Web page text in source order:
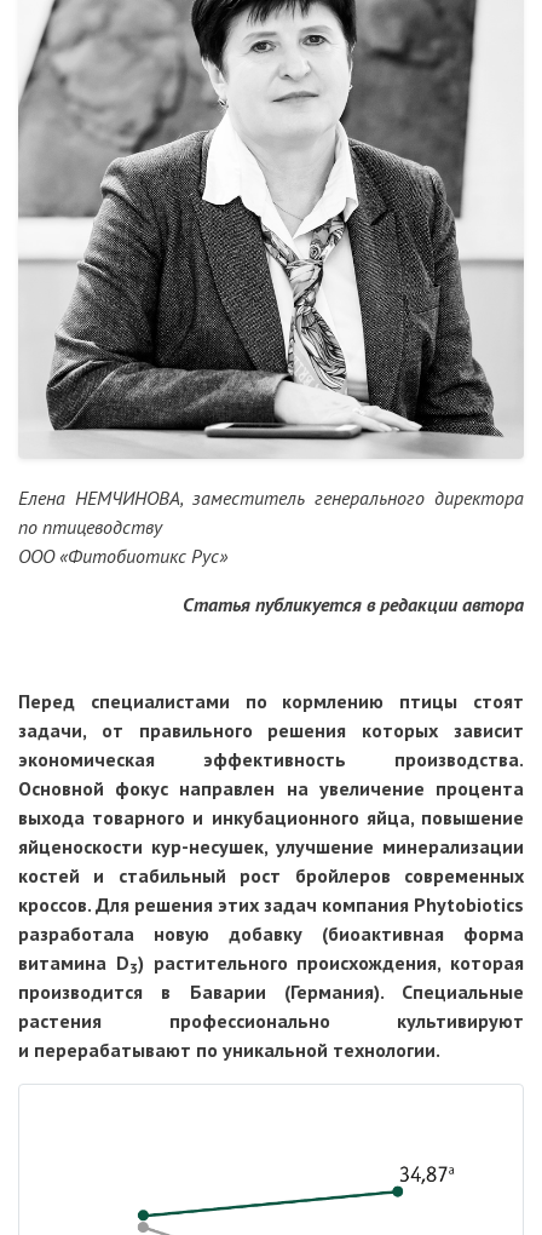
Елена НЕМЧИНОВА, заместитель генерального директора
по птицеводству
ООО «Фитобиотикс Рус»
Статья публикуется в редакции автора
Перед специалистами по кормлению птицы стоят
задачи, от правильного решения которых зависит
экономическая эффективность производства.
Основной фокус направлен на увеличение процента
выхода товарного и инкубационного яйца, повышение
яйценоскости кур-несушек, улучшение минерализации
костей и стабильный рост бройлеров современных
кроссов. Для решения этих задач компания Phytobiotics
разработала новую добавку (биоактивная форма
витамина D3) растительного происхождения, которая
производится в Баварии (Германия). Специальные
растения профессионально культивируют
и перерабатывают по уникальной технологии.